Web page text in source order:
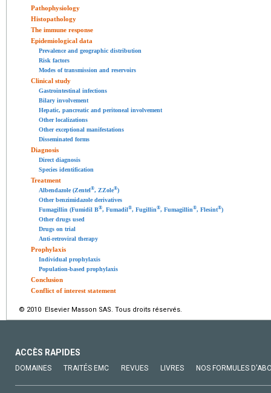
Pathophysiology
Histopathology
The immune response
Epidemiological data
Prevalence and geographic distribution
Risk factors
Modes of transmission and reservoirs
Clinical study
Gastrointestinal infections
Bilary involvement
Hepatic, pancreatic and peritoneal involvement
Other localizations
Other exceptional manifestations
Disseminated forms
Diagnosis
Direct diagnosis
Species identification
Treatment
Albendazole (Zentel®, ZZole®)
Other benzimidazole derivatives
Fumagillin (Fumidil B®, Fumadil®, Fugillin®, Fumagillin®, Flesint®)
Other drugs used
Drugs on trial
Anti-retroviral therapy
Prophylaxis
Individual prophylaxis
Population-based prophylaxis
Conclusion
Conflict of interest statement
© 2010 Elsevier Masson SAS. Tous droits réservés.
ACCÈS RAPIDES
DOMAINES TRAITÉS EMC REVUES LIVRES NOS FORMULES